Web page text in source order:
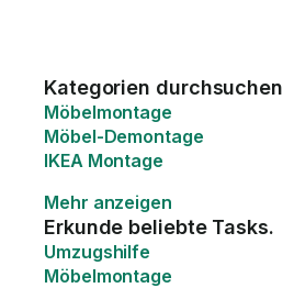
Kategorien durchsuchen
Möbelmontage
Möbel-Demontage
IKEA Montage
Mehr anzeigen
Erkunde beliebte Tasks.
Umzugshilfe
Möbelmontage